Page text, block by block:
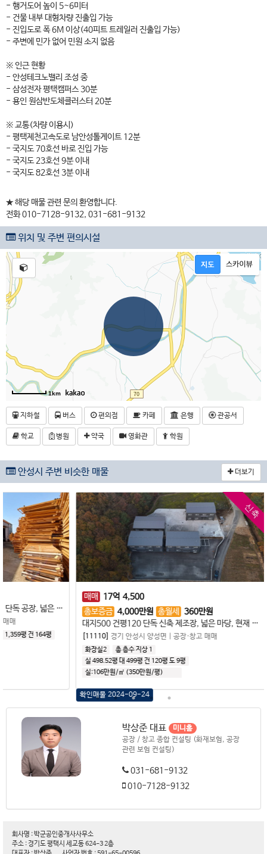
- 행거도어 높이 5~6미터
- 건물 내부 대형차량 진출입 가능
- 진입도로 폭 6M 이상(40피트 트레일러 진출입 가능)
- 주변에 민가 없어 민원 소지 없음
※ 인근 현황
- 안성테크노밸리 조성 중
- 삼성전자 평택캠퍼스 30분
- 용인 원삼반도체클러스터 20분
※ 교통(차량 이용시)
- 평택제천고속도로 남안성톨게이트 12분
- 국지도 70호선 바로 진입 가능
- 국지도 23호선 9분 이내
- 국지도 82호선 3분 이내
★ 해당 매물 관련 문의 환영합니다.
전화 010-7128-9132, 031-681-9132
위치 및 주변 편의시설
1km
지하철 버스 편의점 카페 은행 관공서
학교 병원 약국 영화관 학원
더보기
안성시 주변 비슷한 매물
대지1359평 건물164평 연면적220평 단독 공장, 넓은 마당
평
신축
확인매물 2024-09-24
4,500
총보증금
4,000만원 총월세 360만원
대지500 건평120 단독 신축 제조장, 넓은 마당, 현재 임차인 있음
[11110] 경기 안성시 양성면|공장·창고 매매
총 층수 지상 1
대 499평건 120평도 9평
실:106만원/㎡ (350만원/평)
박상준 대표 미니홈
공장 / 창고 종합 컨설팅 (화재보험, 공장
관련 보험 컨설팅)
031-681-9132
010-7128-9132
회사명 : 박군공인중개사사무소
주소 : 경기도 평택시 세교동 624-3 2층